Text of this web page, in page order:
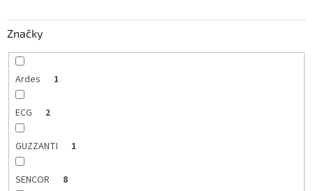
k
t
o
Značky
Ardes 1
ECG 2
GUZZANTI 1
SENCOR 8